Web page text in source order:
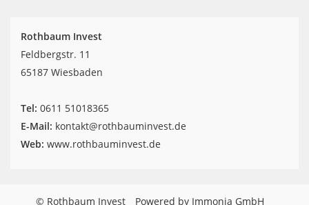
Rothbaum Invest
Feldbergstr. 11
65187 Wiesbaden
Tel: ‎0611 51018365
E-Mail: kontakt@rothbauminvest.de
Web: www.rothbauminvest.de
© Rothbaum Invest Powered by Immonia GmbH